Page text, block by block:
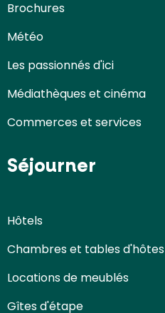
Brochures
Météo
Les passionnés d'ici
Médiathèques et cinéma
Commerces et services
Séjourner
Hôtels
Chambres et tables d'hôtes
Locations de meublés
Gîtes d'étape